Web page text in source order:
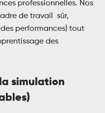
professionnelles. Nos
de travail sûr,
performances) tout
des
simulation